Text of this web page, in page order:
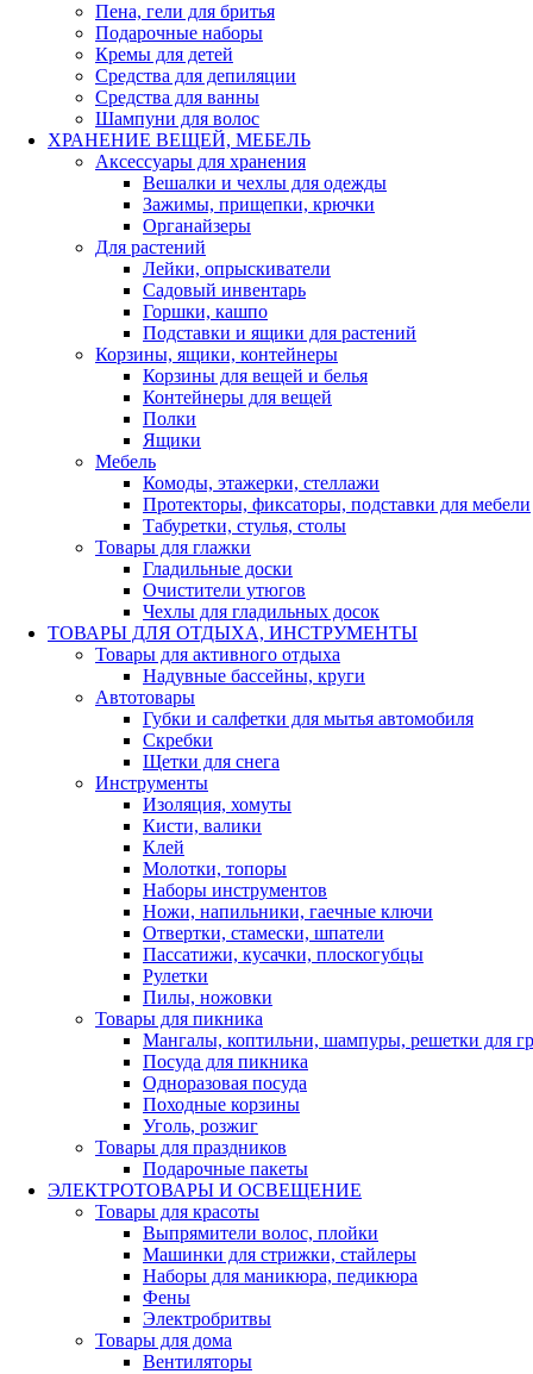
Пена, гели для бритья
Подарочные наборы
Кремы для детей
Средства для депиляции
Средства для ванны
Шампуни для волос
ХРАНЕНИЕ ВЕЩЕЙ, МЕБЕЛЬ
Аксессуары для хранения
Вешалки и чехлы для одежды
Зажимы, прищепки, крючки
Органайзеры
Для растений
Лейки, опрыскиватели
Садовый инвентарь
Горшки, кашпо
Подставки и ящики для растений
Корзины, ящики, контейнеры
Корзины для вещей и белья
Контейнеры для вещей
Полки
Ящики
Мебель
Комоды, этажерки, стеллажи
Протекторы, фиксаторы, подставки для мебели
Табуретки, стулья, столы
Товары для глажки
Гладильные доски
Очистители утюгов
Чехлы для гладильных досок
ТОВАРЫ ДЛЯ ОТДЫХА, ИНСТРУМЕНТЫ
Товары для активного отдыха
Надувные бассейны, круги
Автотовары
Губки и салфетки для мытья автомобиля
Скребки
Щетки для снега
Инструменты
Изоляция, хомуты
Кисти, валики
Клей
Молотки, топоры
Наборы инструментов
Ножи, напильники, гаечные ключи
Отвертки, стамески, шпатели
Пассатижи, кусачки, плоскогубцы
Рулетки
Пилы, ножовки
Товары для пикника
Мангалы, коптильни, шампуры, решетки для
Посуда для пикника
Одноразовая посуда
Походные корзины
Уголь, розжиг
Товары для праздников
Подарочные пакеты
ЭЛЕКТРОТОВАРЫ И ОСВЕЩЕНИЕ
Товары для красоты
Выпрямители волос, плойки
Машинки для стрижки, стайлеры
Наборы для маникюра, педикюра
Фены
Электробритвы
Товары для дома
Вентиляторы